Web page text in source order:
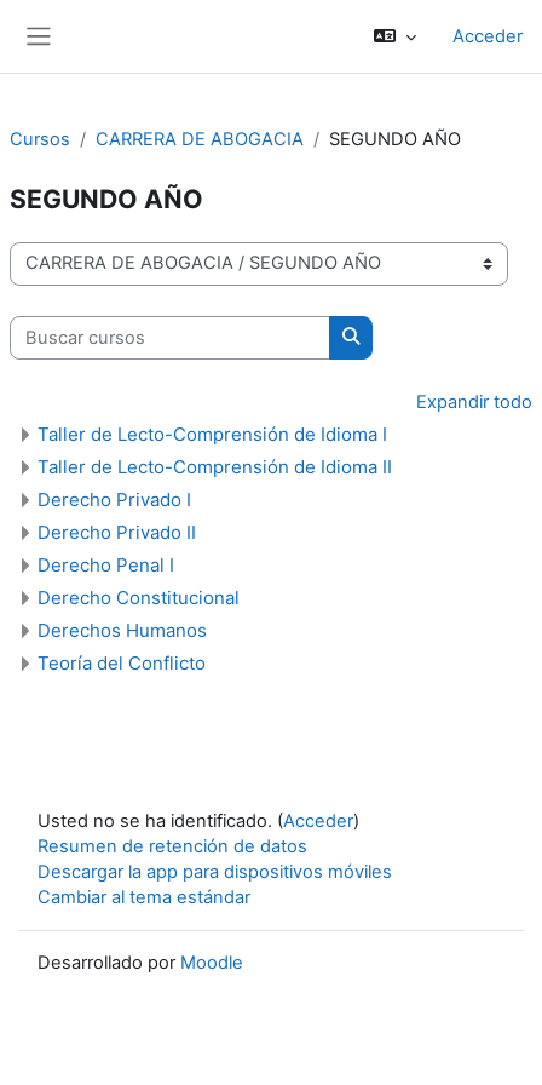
Acceder
Cursos CARRERA DE ABOGACIA SEGUNDO AÑO
SEGUNDO AÑO
Categorías
Buscar cursos
Buscar cursos
Expandir todo
Taller de Lecto-Comprensión de Idioma I
Taller de Lecto-Comprensión de Idioma II
Derecho Privado I
Derecho Privado II
Derecho Penal I
Derecho Constitucional
Derechos Humanos
Teoría del Conflicto
Usted no se ha identificado. (Acceder)
Resumen de retención de datos
Descargar la app para dispositivos móviles
Cambiar al tema estándar
Desarrollado por Moodle